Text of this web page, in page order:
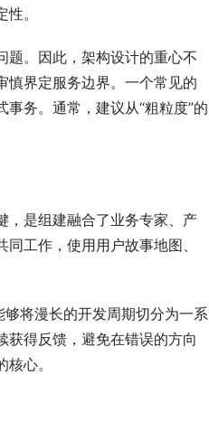
。
题。因此，架构设计的重心不
慎界定服务边界。一个常见的
务。通常，建议从“粗粒度”的
，是组建融合了业务专家、产
工作，使用用户故事地图、
将漫长的开发周期切分为一系
获得反馈，避免在错误的方向
核心。